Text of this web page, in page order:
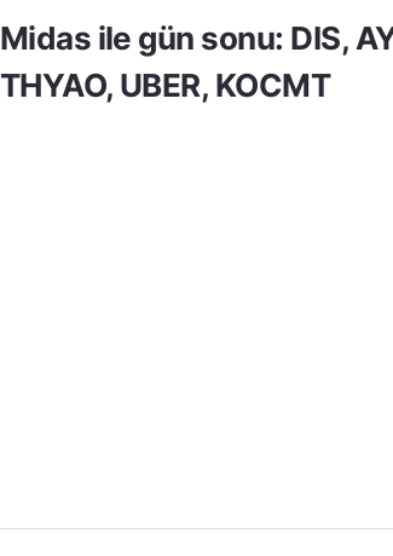
Midas ile gün sonu: DIS,
THYAO, UBER, KOCMT